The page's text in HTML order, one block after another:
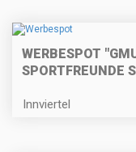
WERBESPOT
SPORTFREUNDE
Innviertel